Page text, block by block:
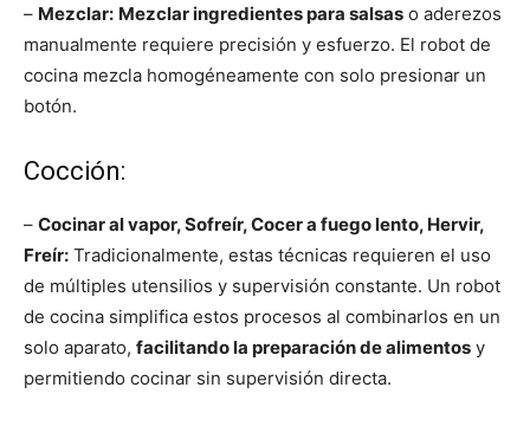
– Mezclar: Mezclar ingredientes para salsas o aderezos
manualmente requiere precisión y esfuerzo. El robot de
cocina mezcla homogéneamente con solo presionar un
botón.
Cocción:
– Cocinar al vapor, Sofreír, Cocer a fuego lento, Hervir,
Freír: Tradicionalmente, estas técnicas requieren el uso
de múltiples utensilios y supervisión constante. Un robot
de cocina simplifica estos procesos al combinarlos en un
solo aparato, facilitando la preparación de alimentos y
permitiendo cocinar sin supervisión directa.